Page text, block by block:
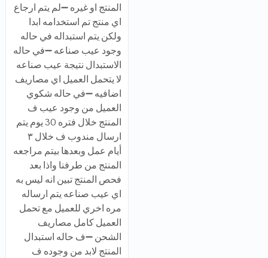
المنتج او غيره ➖لم يتم ارجاع
اي منتج تم استخدامه ابدا
ولكن يتم استبداله في حاله
وجود عيب صناعه ➖في حاله
الاستبدال نتيجة عيب صناعه
لا يتحمل العميل اي مصاريف
اضافيه ➖في حاله شكوي
العميل من وجود عيب ف
المنتج خلال فتره 30 يوم يتم
ارسال مندوب ف خلال ٣
أيام عمل وبعدها بيتم مراجعه
المنتج من طرفنا واذا بعد
فحص المنتج تبين انه ليس به
اي عيب صناعه يتم ارساله
مره اخري للعميل مع تحمل
العميل كامل مصاريف
الشحن ➖ف حاله استبدال
المنتج لابد من وجوده ف